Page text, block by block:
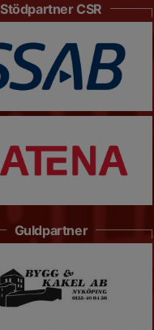
Stödpartner CSR
Guldpartner